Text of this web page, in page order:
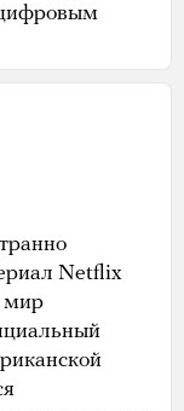
Netflix
мир